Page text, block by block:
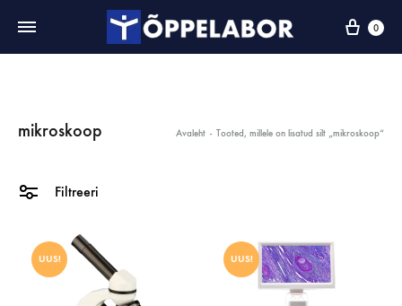
0
mikroskoop Avaleht - Tooted, millele on lisatud silt „mikroskoop“
Filtreeri
UUS! UUS!